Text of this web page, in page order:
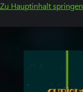
Zu Hauptinhalt springen